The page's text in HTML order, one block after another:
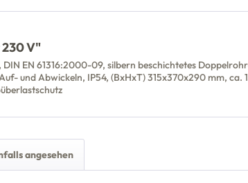
V"
EN 61316:2000-09, silbern beschichtetes
und Abwickeln, IP54, (BxHxT) 315x370x290 mm,
angesehen